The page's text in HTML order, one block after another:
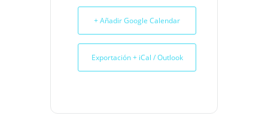
+ Añadir Google Calendar
Exportación + iCal / Outlook